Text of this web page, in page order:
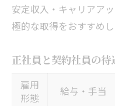
安定収入・キャリアア
極的な取得をおすすめし
正社員と契約社員の待
雇用
形態
給与・手当